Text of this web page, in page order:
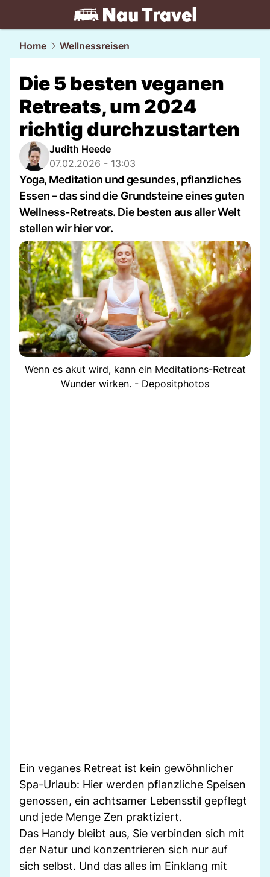
travel.NAU.ch
Home Wellnessreisen
Die 5 besten veganen
Retreats, um 2024
richtig durchzustarten
Judith Heede
07.02.2026 - 13:03
Yoga, Meditation und gesundes, pflanzliches
Essen – das sind die Grundsteine eines guten
Wellness-Retreats. Die besten aus aller Welt
stellen wir hier vor.
Wenn es akut wird, kann ein Meditations-Retreat
Wunder wirken. - Depositphotos
Ein veganes Retreat ist kein gewöhnlicher
Spa-Urlaub: Hier werden pflanzliche Speisen
genossen, ein achtsamer Lebensstil gepflegt
und jede Menge Zen praktiziert.
Das Handy bleibt aus, Sie verbinden sich mit
der Natur und konzentrieren sich nur auf
sich selbst. Und das alles im Einklang mit